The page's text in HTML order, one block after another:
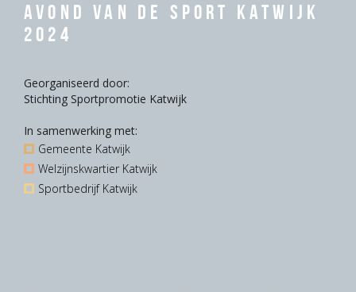
Avond van de Sport Katwijk
2024
Georganiseerd door:
Stichting Sportpromotie Katwijk
In samenwerking met:
Gemeente Katwijk
Welzijnskwartier Katwijk
Sportbedrijf Katwijk